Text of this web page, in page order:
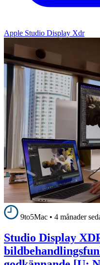
Apple Studio Display Xdr
9to5Mac • 4 månader
Studio Display